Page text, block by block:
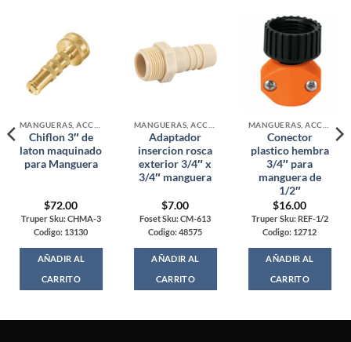
Chiflon 3″ de
laton maquinado
para Manguera
$72.00
Truper Sku: CHMA-3
Codigo: 13130
AÑADIR AL
CARRITO
Adaptador
insercion rosca
exterior 3/4″ x
3/4″ manguera
$7.00
Foset Sku: CM-613
Codigo: 48575
AÑADIR AL
CARRITO
Conector
plastico hembra
3/4″ para
manguera de
1/2″
$16.00
Truper Sku: REF-1/2
Codigo: 12712
AÑADIR AL
CARRITO